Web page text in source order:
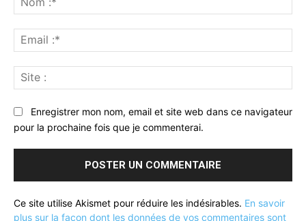
:*
:*
:
Enregistrer mon nom, email et site web dans ce navigateur
pour la prochaine fois que je commenterai.
Ce site utilise Akismet pour réduire les indésirables. En savoir
plus sur la façon dont les données de vos commentaires sont